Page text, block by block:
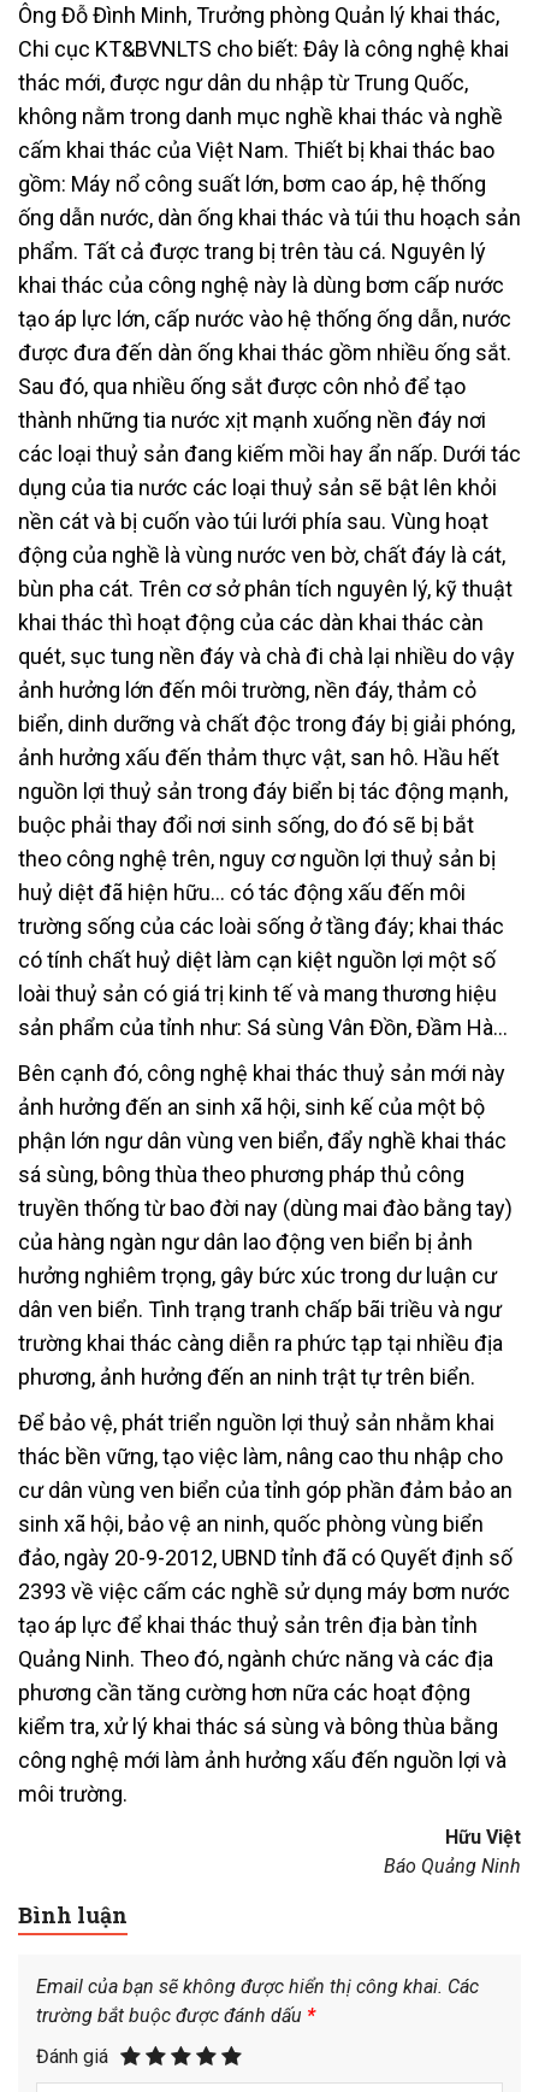
Ông Đỗ Đình Minh, Trưởng phòng Quản lý khai thác,
Chi cục KT&BVNLTS cho biết: Đây là công nghệ khai
thác mới, được ngư dân du nhập từ Trung Quốc,
không nằm trong danh mục nghề khai thác và nghề
cấm khai thác của Việt Nam. Thiết bị khai thác bao
gồm: Máy nổ công suất lớn, bơm cao áp, hệ thống
ống dẫn nước, dàn ống khai thác và túi thu hoạch sản
phẩm. Tất cả được trang bị trên tàu cá. Nguyên lý
khai thác của công nghệ này là dùng bơm cấp nước
tạo áp lực lớn, cấp nước vào hệ thống ống dẫn, nước
được đưa đến dàn ống khai thác gồm nhiều ống sắt.
Sau đó, qua nhiều ống sắt được côn nhỏ để tạo
thành những tia nước xịt mạnh xuống nền đáy nơi
các loại thuỷ sản đang kiếm mồi hay ẩn nấp. Dưới tác
dụng của tia nước các loại thuỷ sản sẽ bật lên khỏi
nền cát và bị cuốn vào túi lưới phía sau. Vùng hoạt
động của nghề là vùng nước ven bờ, chất đáy là cát,
bùn pha cát. Trên cơ sở phân tích nguyên lý, kỹ thuật
khai thác thì hoạt động của các dàn khai thác càn
quét, sục tung nền đáy và chà đi chà lại nhiều do vậy
ảnh hưởng lớn đến môi trường, nền đáy, thảm cỏ
biển, dinh dưỡng và chất độc trong đáy bị giải phóng,
ảnh hưởng xấu đến thảm thực vật, san hô. Hầu hết
nguồn lợi thuỷ sản trong đáy biển bị tác động mạnh,
buộc phải thay đổi nơi sinh sống, do đó sẽ bị bắt
theo công nghệ trên, nguy cơ nguồn lợi thuỷ sản bị
huỷ diệt đã hiện hữu… có tác động xấu đến môi
trường sống của các loài sống ở tầng đáy; khai thác
có tính chất huỷ diệt làm cạn kiệt nguồn lợi một số
loài thuỷ sản có giá trị kinh tế và mang thương hiệu
sản phẩm của tỉnh như: Sá sùng Vân Đồn, Đầm Hà…
Bên cạnh đó, công nghệ khai thác thuỷ sản mới này
ảnh hưởng đến an sinh xã hội, sinh kế của một bộ
phận lớn ngư dân vùng ven biển, đẩy nghề khai thác
sá sùng, bông thùa theo phương pháp thủ công
truyền thống từ bao đời nay (dùng mai đào bằng tay)
của hàng ngàn ngư dân lao động ven biển bị ảnh
hưởng nghiêm trọng, gây bức xúc trong dư luận cư
dân ven biển. Tình trạng tranh chấp bãi triều và ngư
trường khai thác càng diễn ra phức tạp tại nhiều địa
phương, ảnh hưởng đến an ninh trật tự trên biển.
Để bảo vệ, phát triển nguồn lợi thuỷ sản nhằm khai
thác bền vững, tạo việc làm, nâng cao thu nhập cho
cư dân vùng ven biển của tỉnh góp phần đảm bảo an
sinh xã hội, bảo vệ an ninh, quốc phòng vùng biển
đảo, ngày 20-9-2012, UBND tỉnh đã có Quyết định số
2393 về việc cấm các nghề sử dụng máy bơm nước
tạo áp lực để khai thác thuỷ sản trên địa bàn tỉnh
Quảng Ninh. Theo đó, ngành chức năng và các địa
phương cần tăng cường hơn nữa các hoạt động
kiểm tra, xử lý khai thác sá sùng và bông thùa bằng
công nghệ mới làm ảnh hưởng xấu đến nguồn lợi và
môi trường.
Hữu Việt
Báo Quảng Ninh
Bình luận
Email của bạn sẽ không được hiển thị công khai. Các
trường bắt buộc được đánh dấu *
Đánh giá